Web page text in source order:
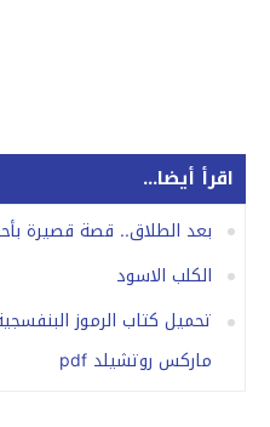
اقرأ أيضا...
بعد الطلاق.. قصة قصيرة
الكلب الاسود
تحميل كتاب الرموز
ماركس روتشيلد pdf